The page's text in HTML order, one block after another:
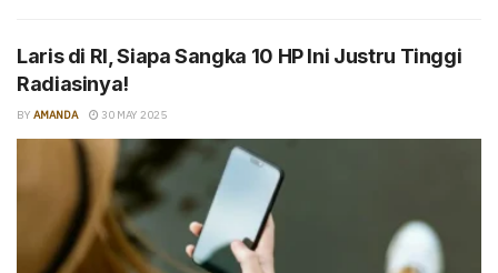
Laris di RI, Siapa Sangka 10 HP Ini Justru Tinggi
Radiasinya!
BY AMANDA 30 MAY 2025